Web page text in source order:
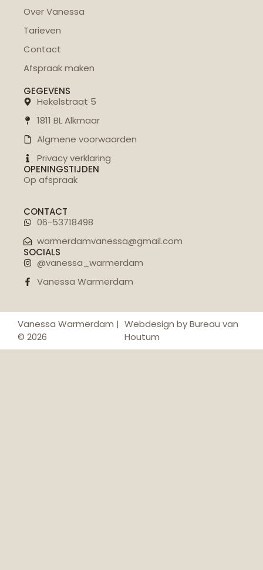
Over Vanessa
Tarieven
Contact
Afspraak maken
GEGEVENS
Hekelstraat 5
1811 BL Alkmaar
Algmene voorwaarden
Privacy verklaring
OPENINGSTIJDEN
Op afspraak
CONTACT
06-53718498
warmerdamvanessa@gmail.com
SOCIALS
@vanessa_warmerdam
Vanessa Warmerdam
Vanessa Warmerdam |
© 2026
Webdesign by Bureau van
Houtum